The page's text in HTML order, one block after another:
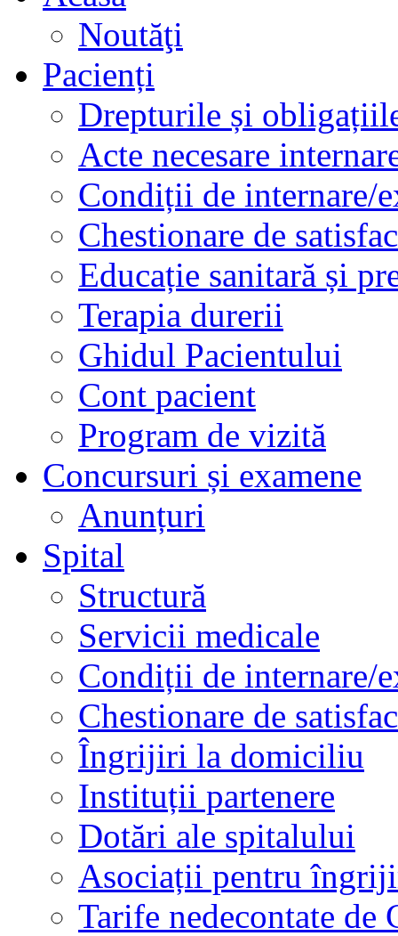
Noutăţi
Pacienți
Drepturile și
Acte necesare
Condiții de internare/
Chestionare de
Educație sanitară și
Terapia durerii
Ghidul Pacientului
Cont pacient
Program de vizită
Concursuri și examene
Anunțuri
Spital
Structură
Servicii medicale
Condiții de internare/
Chestionare de
Îngrijiri la domiciliu
Instituții partenere
Dotări ale spitalului
Asociații pentru
Tarife nedecontate de